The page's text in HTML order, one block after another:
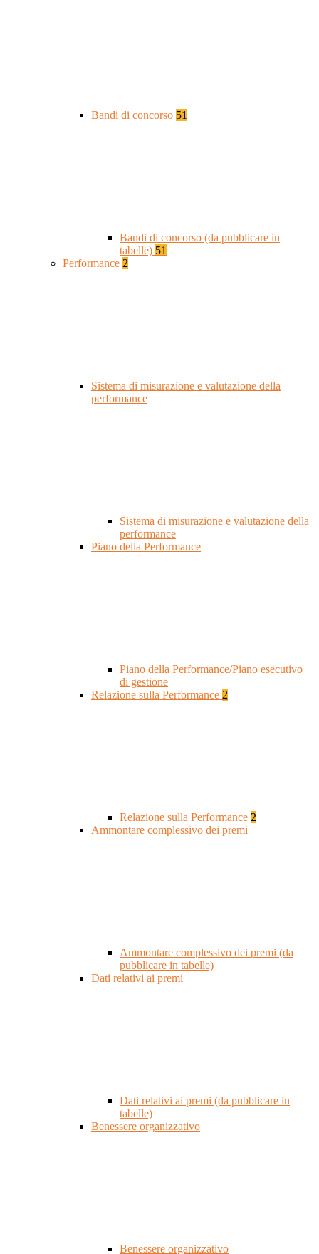
Bandi di concorso 51
Bandi di concorso (da pubblicare in
tabelle) 51
Performance 2
Sistema di misurazione e valutazione della
performance
Sistema di misurazione e valutazione della
performance
Piano della Performance
Piano della Performance/Piano esecutivo
di gestione
Relazione sulla Performance 2
Relazione sulla Performance 2
Ammontare complessivo dei premi
Ammontare complessivo dei premi (da
pubblicare in tabelle)
Dati relativi ai premi
Dati relativi ai premi (da pubblicare in
tabelle)
Benessere organizzativo
Benessere organizzativo